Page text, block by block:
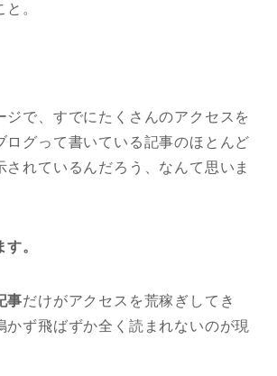
と。
ジで、すでにたくさんのアクセスを
ログって書いている記事のほとんど
されているんだろう、なんて思いま
。
事だけがアクセスを荒稼ぎしてき
かず飛ばずか全く読まれないのが現